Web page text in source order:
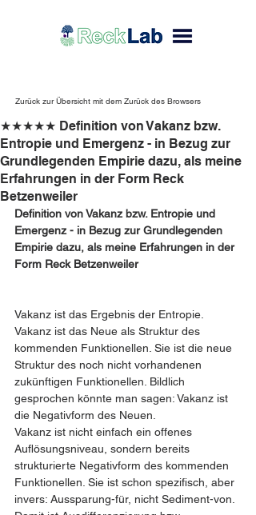
Zurück zur Übersicht mit dem Zurück des Browsers
★★★★★ Definition von Vakanz bzw.
Entropie und Emergenz - in Bezug zur
Grundlegenden Empirie dazu, als meine
Erfahrungen in der Form Reck
Betzenweiler
Definition von Vakanz bzw. Entropie und
Emergenz - in Bezug zur Grundlegenden
Empirie dazu, als meine Erfahrungen in der
Form Reck Betzenweiler
Vakanz ist das Ergebnis der Entropie.
Vakanz ist das Neue als Struktur des
kommenden Funktionellen. Sie ist die neue
Struktur des noch nicht vorhandenen
zukünftigen Funktionellen. Bildlich
gesprochen könnte man sagen: Vakanz ist
die Negativform des Neuen.
Vakanz ist nicht einfach ein offenes
Auflösungsniveau, sondern bereits
strukturierte Negativform des kommenden
Funktionellen. Sie ist schon spezifisch, aber
invers: Aussparung-für, nicht Sediment-von.